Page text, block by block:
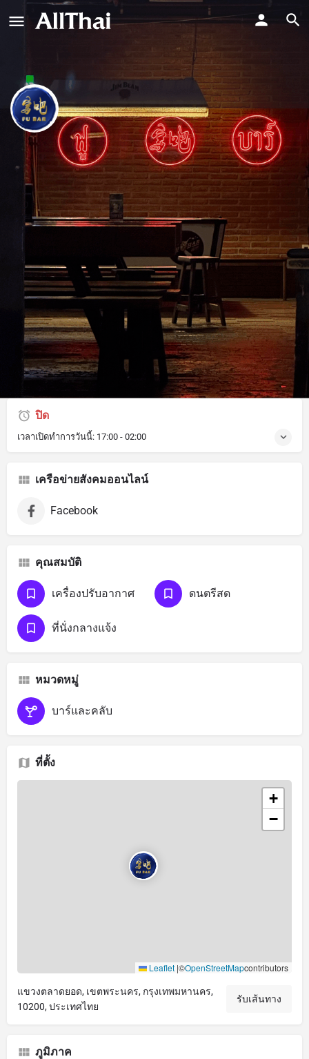
Fu Bar
ฟู บาร์
ข้อความโดยตรง
กิจกรรม 0 งาน
การอ้างสิทธิ์รายการ รับเส้นทาง ฝาก
คำอธิบาย
Fu Bar, Khaosan (Bangkok)
ปิด
เวลาเปิดทำการวันนี้: 17:00 - 02:00
เครือข่ายสังคมออนไลน์
Facebook
คุณสมบัติ
เครื่องปรับอากาศ ดนตรีสด
ที่นั่งกลางแจ้ง
หมวดหมู่
บาร์และคลับ
ที่ตั้ง
+
−
Leaflet |©OpenStreetMapcontributors
แขวงตลาดยอด, เขตพระนคร, กรุงเทพมหานคร,
10200, ประเทศไทย
รับเส้นทาง
ภูมิภาค